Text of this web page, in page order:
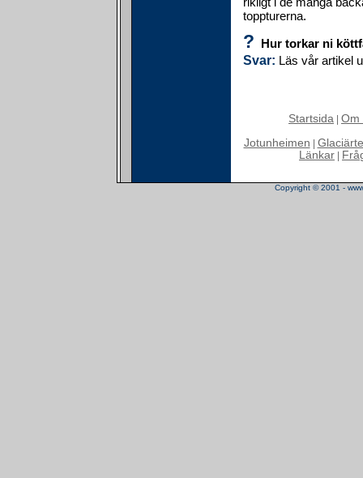
toppturerna.
? Hur torkar ni
Svar: Läs vår artikel
Startsida Om
Jotunheimen
Länkar
Copyright © 2001 -